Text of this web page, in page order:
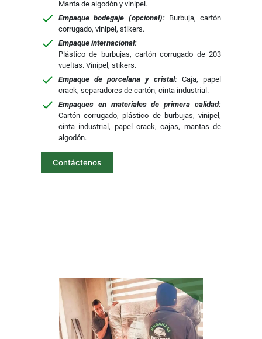
Manta de algodón y vinipel.
Empaque bodegaje (opcional):Burbuja, cartón
corrugado, vinipel, stikers.
Empaque internacional:
Plástico de burbujas, cartón corrugado de 203
vueltas. Vinipel, stikers.
Empaque de porcelana y cristal: Caja, papel
crack, separadores de cartón, cinta industrial.
Empaques en materiales de primera calidad:
Cartón corrugado, plástico de burbujas, vinipel,
cinta industrial, papel crack, cajas, mantas de
algodón.
Contáctenos